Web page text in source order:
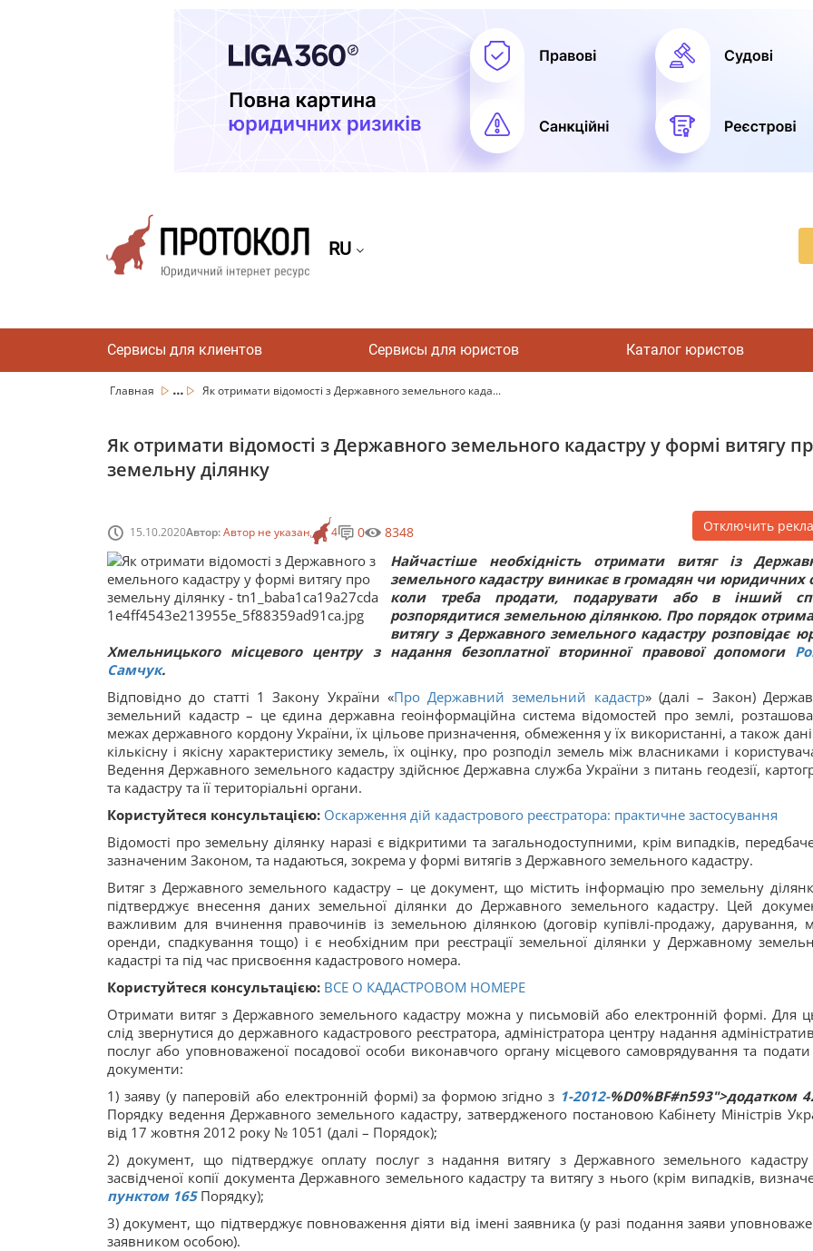
RU
Сервисы для клиентов Сервисы для юристов Каталог юристов
Главная ... Як отримати відомості з Державного земельного када...
Як отримати відомості з Державного земельного кадастру у формі витягу
земельну ділянку
15.10.2020Автор:Автор не указан 4 0 8348 Отключить
Найчастіше необхідність отримати витяг із
земельного кадастру виникає в громадян чи юридичних
коли треба продати, подарувати або в інший
розпорядитися земельною ділянкою. Про порядок
витягу з Державного земельного кадастру розповідає
Хмельницького місцевого центру з надання безоплатної вторинної правової допомоги
Самчук.
Відповідно до статті 1 Закону України «Про Державний земельний кадастр» (далі – Закон)
земельний кадастр – це єдина державна геоінформаційна система відомостей про землі,
межах державного кордону України, їх цільове призначення, обмеження у їх використанні, а також
кількісну і якісну характеристику земель, їх оцінку, про розподіл земель між власниками і
Ведення Державного земельного кадастру здійснює Державна служба України з питань геодезії,
та кадастру та її територіальні органи.
Користуйтеся консультацією: Оскарження дій кадастрового реєстратора: практичне застосування
Відомості про земельну ділянку наразі є відкритими та загальнодоступними, крім випадків,
зазначеним Законом, та надаються, зокрема у формі витягів з Державного земельного кадастру.
Витяг з Державного земельного кадастру – це документ, що містить інформацію про земельну
підтверджує внесення даних земельної ділянки до Державного земельного кадастру. Цей
важливим для вчинення правочинів із земельною ділянкою (договір купівлі-продaжу, дарувaння,
орeнди, спaдкування тощо) і є необхідним при реєстрації земельної ділянки у Державному
кадастрі та під час присвоєння кадастрового номера.
Користуйтеся консультацією: ВСЕ О КАДАСТРОВОМ НОМЕРЕ
Отримати витяг з Державного земельного кадастру можна у письмовій або електронній формі. Для
слід звернутися до державного кадастрового реєстратора, адміністратора центру надання
послуг або уповноваженої посадової особи виконавчого органу місцевого самоврядування та подати
документи:
1) заяву (у паперовій або електронній формі) за формою згідно з 1-2012-%D0%BF#n593">додатком
Порядку ведення Державного земельного кадастру, затвердженого постановою Кабінету Міністрів
від 17 жовтня 2012 року № 1051 (далі – Порядок);
2) документ, що підтверджує оплату послуг з надання витягу з Державного земельного
засвідченої копії документа Державного земельного кадастру та витягу з нього (крім випадків,
пунктом 165Порядку);
3) документ, що підтверджує повноваження діяти від імені заявника (у разі подання заяви
заявником особою).